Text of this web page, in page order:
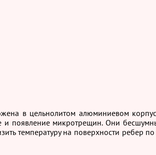
в цельнолитом алюминиевом
и появление микротрещин. Они
температуру на поверхности ребер